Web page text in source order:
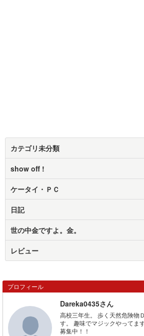
カテゴリ未分類
show off !
ケータイ・ＰＣ
日記
世の中金ですよ。金。
レビュー
プロフィール
Dareka0435さん
高校三年生。 歩く天然危険物
す。 趣味でマジックやってま
募集中！！